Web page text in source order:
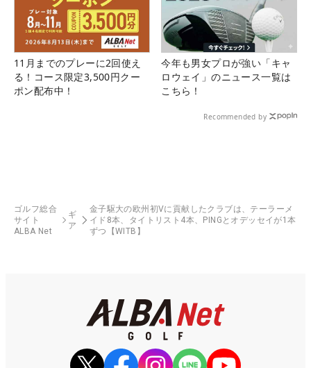
11月までのプレーに2回使え
る！コース限定3,500円クー
ポン配布中！
今年も男女プロが強い「キャ
ロウェイ」のニュース一覧は
こちら！
Recommended by
ゴルフ総合
サイト
ALBA Net
ギ
ア
金子駆大の欧州初Vに貢献したクラブは、テーラーメ
イド8本、タイトリスト4本、PINGとオデッセイが1本
ずつ【WITB】